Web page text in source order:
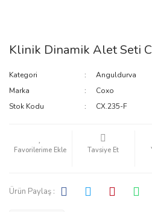
Klinik Dinamik Alet Seti
Kategori
Anguldurva
Marka
Coxo
Stok Kodu
CX.235-F
Tavsiye Et
Ürün Paylaş :